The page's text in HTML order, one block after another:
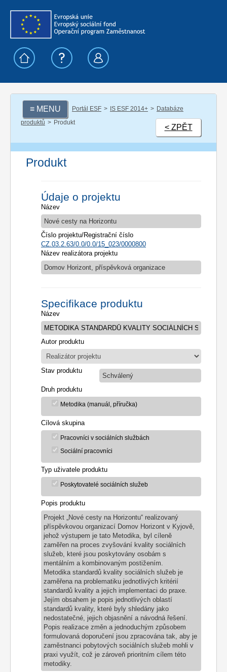
≡ MENU Portál ESF IS ESF 2014+
Databáze
produktů
Produkt
< ZPĚT
Produkt
Údaje o projektu
Název
Nové cesty na Horizontu
Číslo projektu/Registrační číslo
CZ.03.2.63/0.0/0.0/15_023/0000800
Název realizátora projektu
Domov Horizont, příspěvková organizace
Specifikace produktu
Název
Autor produktu
Stav produktu
Schválený
Druh produktu
Metodika (manuál, příručka)
Cílová skupina
Pracovníci v sociálních službách
Sociální pracovníci
Typ uživatele produktu
Poskytovatelé sociálních služeb
Popis produktu
Projekt „Nové cesty na Horizontu“ realizovaný
příspěvkovou organizací Domov Horizont v Kyjově,
jehož výstupem je tato Metodika, byl cíleně
zaměřen na proces zvyšování kvality sociálních
služeb, které jsou poskytovány osobám s
mentálním a kombinovaným postižením.
Metodika standardů kvality sociálních služeb je
zaměřena na problematiku jednotlivých kritérií
standardů kvality a jejich implementaci do praxe.
Jejím obsahem je popis jednotlivých oblastí
standardů kvality, které byly shledány jako
nedostatečné, jejich objasnění a návodná řešení.
Popis realizace změn a jednoduchým způsobem
formulovaná doporučení jsou zpracována tak, aby je
zaměstnanci pobytových sociálních služeb mohli v
praxi využít, což je zároveň prioritním cílem této
metodiky.